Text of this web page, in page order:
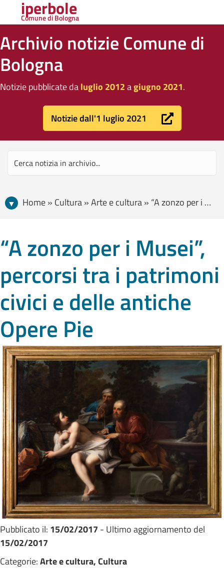
iperbole
Comune di Bologna
Archivio notizie Comune di
Bologna
Notizie pubblicate daluglio 2012agiugno 2021.
Notizie dall'1 luglio 2021
Home » Cultura » Arte e cultura » “A zonzo per i Musei”, percorsi tra i patrimoni civici e delle antiche Opere Pie
“A zonzo per i Musei”,
percorsi tra i patrimoni
civici e delle antiche
Opere Pie
Pubblicato il: 15/02/2017 - Ultimo aggiornamento del
15/02/2017
Categorie:Arte e cultura, Cultura